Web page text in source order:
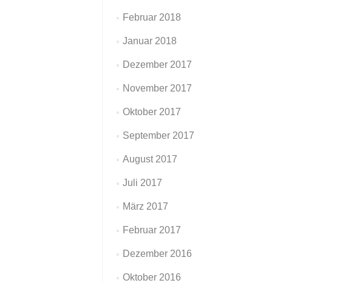
Februar 2018
Januar 2018
Dezember 2017
November 2017
Oktober 2017
September 2017
August 2017
Juli 2017
März 2017
Februar 2017
Dezember 2016
Oktober 2016